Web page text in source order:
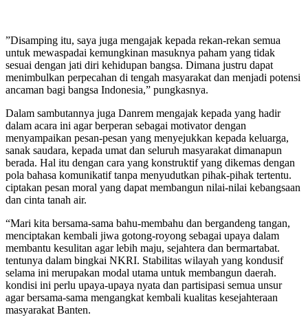
”Disamping itu, saya juga mengajak kepada rekan-rekan semua
untuk mewaspadai kemungkinan masuknya paham yang tidak
sesuai dengan jati diri kehidupan bangsa. Dimana justru dapat
menimbulkan perpecahan di tengah masyarakat dan menjadi potensi
ancaman bagi bangsa Indonesia,” pungkasnya.
Dalam sambutannya juga Danrem mengajak kepada yang hadir
dalam acara ini agar berperan sebagai motivator dengan
menyampaikan pesan-pesan yang menyejukkan kepada keluarga,
sanak saudara, kepada umat dan seluruh masyarakat dimanapun
berada. Hal itu dengan cara yang konstruktif yang dikemas dengan
pola bahasa komunikatif tanpa menyudutkan pihak-pihak tertentu.
ciptakan pesan moral yang dapat membangun nilai-nilai kebangsaan
dan cinta tanah air.
“Mari kita bersama-sama bahu-membahu dan bergandeng tangan,
menciptakan kembali jiwa gotong-royong sebagai upaya dalam
membantu kesulitan agar lebih maju, sejahtera dan bermartabat.
tentunya dalam bingkai NKRI. Stabilitas wilayah yang kondusif
selama ini merupakan modal utama untuk membangun daerah.
kondisi ini perlu upaya-upaya nyata dan partisipasi semua unsur
agar bersama-sama mengangkat kembali kualitas kesejahteraan
masyarakat Banten.